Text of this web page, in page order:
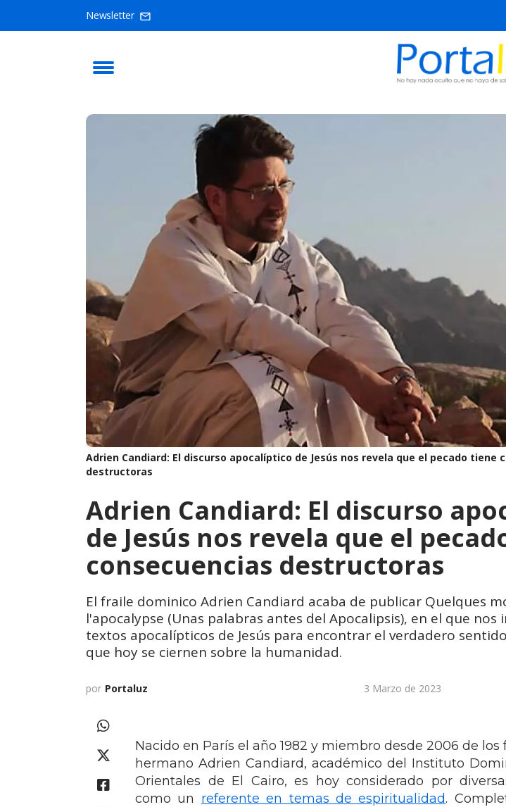
Newsletter
Adrien Candiard: El discurso apocalíptico de Jesús nos revela que el pecado tiene
destructoras
Adrien Candiard: El discurso
de Jesús nos revela que el
consecuencias destructoras
El fraile dominico Adrien Candiard acaba de publicar Quelques
l'apocalypse (Unas palabras antes del Apocalipsis), en el que nos
textos apocalípticos de Jesús para encontrar el verdadero
que hoy se ciernen sobre la humanidad.
por Portaluz 3 Marzo de 2023
Nacido en París el año 1982 y miembro desde 2006 de los
hermano Adrien Candiard, académico del Instituto
Orientales de El Cairo, es hoy considerado por
como un referente en temas de espiritualidad.